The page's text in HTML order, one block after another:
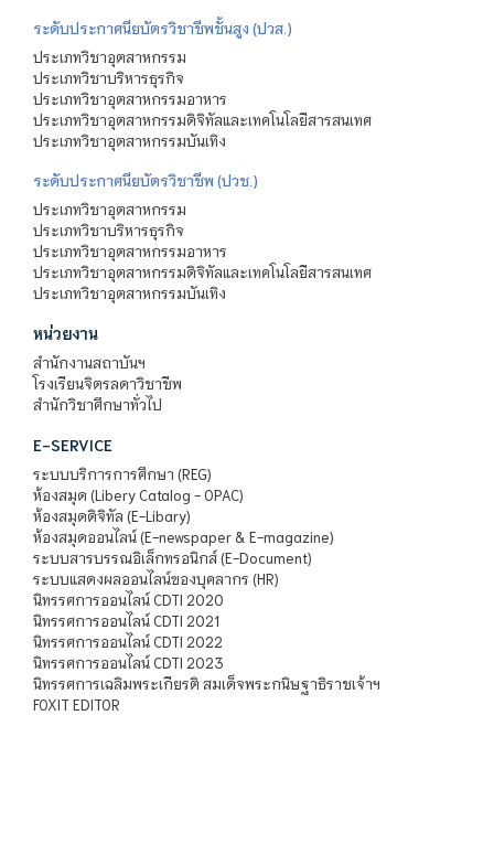
ระดับประกาศนียบัตรวิชาชีพชั้นสูง (ปวส.)
ประเภทวิชาอุตสาหกรรม
ประเภทวิชาบริหารธุรกิจ
ประเภทวิชาอุตสาหกรรมอาหาร
ประเภทวิชาอุตสาหกรรมดิจิทัลและเทคโนโลยีสารสนเทศ
ประเภทวิชาอุตสาหกรรมบันเทิง
ระดับประกาศนียบัตรวิชาชีพ (ปวช.)
ประเภทวิชาอุตสาหกรรม
ประเภทวิชาบริหารธุรกิจ
ประเภทวิชาอุตสาหกรรมอาหาร
ประเภทวิชาอุตสาหกรรมดิจิทัลและเทคโนโลยีสารสนเทศ
ประเภทวิชาอุตสาหกรรมบันเทิง
หน่วยงาน
สำนักงานสถาบันฯ
โรงเรียนจิตรลดาวิชาชีพ
สำนักวิชาศึกษาทั่วไป
E-SERVICE
ระบบบริการการศึกษา (REG)
ห้องสมุด (Libery Catalog - OPAC)
ห้องสมุดดิจิทัล (E-Libary)
ห้องสมุดออนไลน์ (E-newspaper & E-magazine)
ระบบสารบรรณอิเล็กทรอนิกส์ (E-Document)
ระบบแสดงผลออนไลน์ของบุคลากร (HR)
นิทรรศการออนไลน์ CDTI 2020
นิทรรศการออนไลน์ CDTI 2021
นิทรรศการออนไลน์ CDTI 2022
นิทรรศการออนไลน์ CDTI 2023
นิทรรศการเฉลิมพระเกียรติ สมเด็จพระกนิษฐาธิราชเจ้าฯ
FOXIT EDITOR